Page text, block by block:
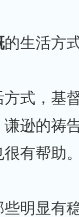
的生活方
式，基
逊的祷
很有帮助
些明显有